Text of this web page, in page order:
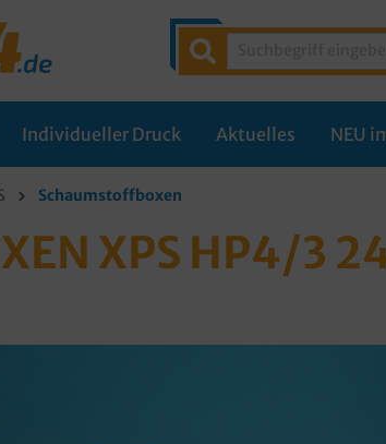
Individueller Druck Aktuelles NEU
Schaumstoffboxen
XPS HP4/3